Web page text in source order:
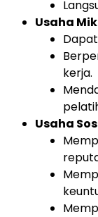
Usaha
kerja.
Usaha